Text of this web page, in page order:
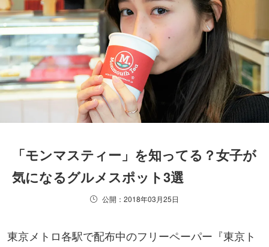
「モンマスティー」を知ってる？女子が
気になるグルメスポット3選
公開：2018年03月25日
東京メトロ各駅で配布中のフリーペーパー『東京ト